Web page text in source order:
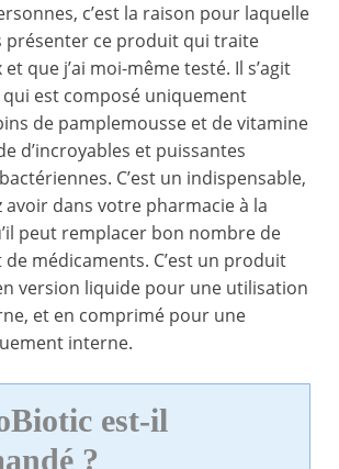
c’est la raison pour laquelle
présenter ce produit qui traite
que j’ai moi-même testé. Il s’agit
qui est composé uniquement
de pamplemousse et de vitamine
d’incroyables et puissantes
C’est un indispensable,
avoir dans votre pharmacie à la
peut remplacer bon nombre de
médicaments. C’est un produit
version liquide pour une utilisation
et en comprimé pour une
interne.
est-il
?